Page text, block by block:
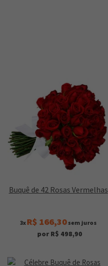
Buquê de 42 Rosas Vermelhas
3x R$ 166,30 sem juros
por R$ 498,90